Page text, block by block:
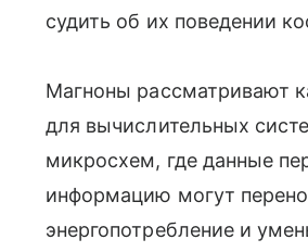
судить об их поведении
Магноны рассматривают
для вычислительных
микросхем, где данные
информацию могут
энергопотребление и